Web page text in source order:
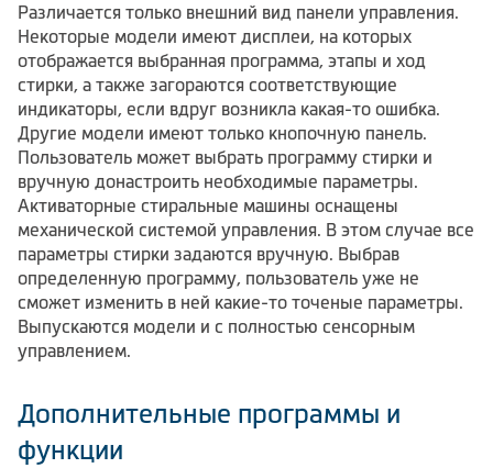
Различается только внешний вид панели управления.
Некоторые модели имеют дисплеи, на которых
отображается выбранная программа, этапы и ход
стирки, а также загораются соответствующие
индикаторы, если вдруг возникла какая-то ошибка.
Другие модели имеют только кнопочную панель.
Пользователь может выбрать программу стирки и
вручную донастроить необходимые параметры.
Активаторные стиральные машины оснащены
механической системой управления. В этом случае все
параметры стирки задаются вручную. Выбрав
определенную программу, пользователь уже не
сможет изменить в ней какие-то точеные параметры.
Выпускаются модели и с полностью сенсорным
управлением.
Дополнительные программы и
функции